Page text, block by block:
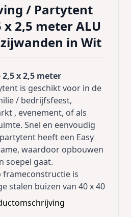
/ Partytent
x 2,5 meter ALU
in Wit
x 2,5 meter
is geschikt voor in de
/ bedrijfsfeest,
, evenement, of als
Snel en eenvoudig
heeft een Easy
waardoor opbouwen
soepel gaat.
frameconstructie is
stalen buizen van 40 x 40
Aluminium
(2 met ramen , dichte